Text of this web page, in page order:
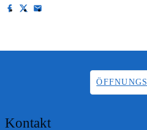
Kontakt